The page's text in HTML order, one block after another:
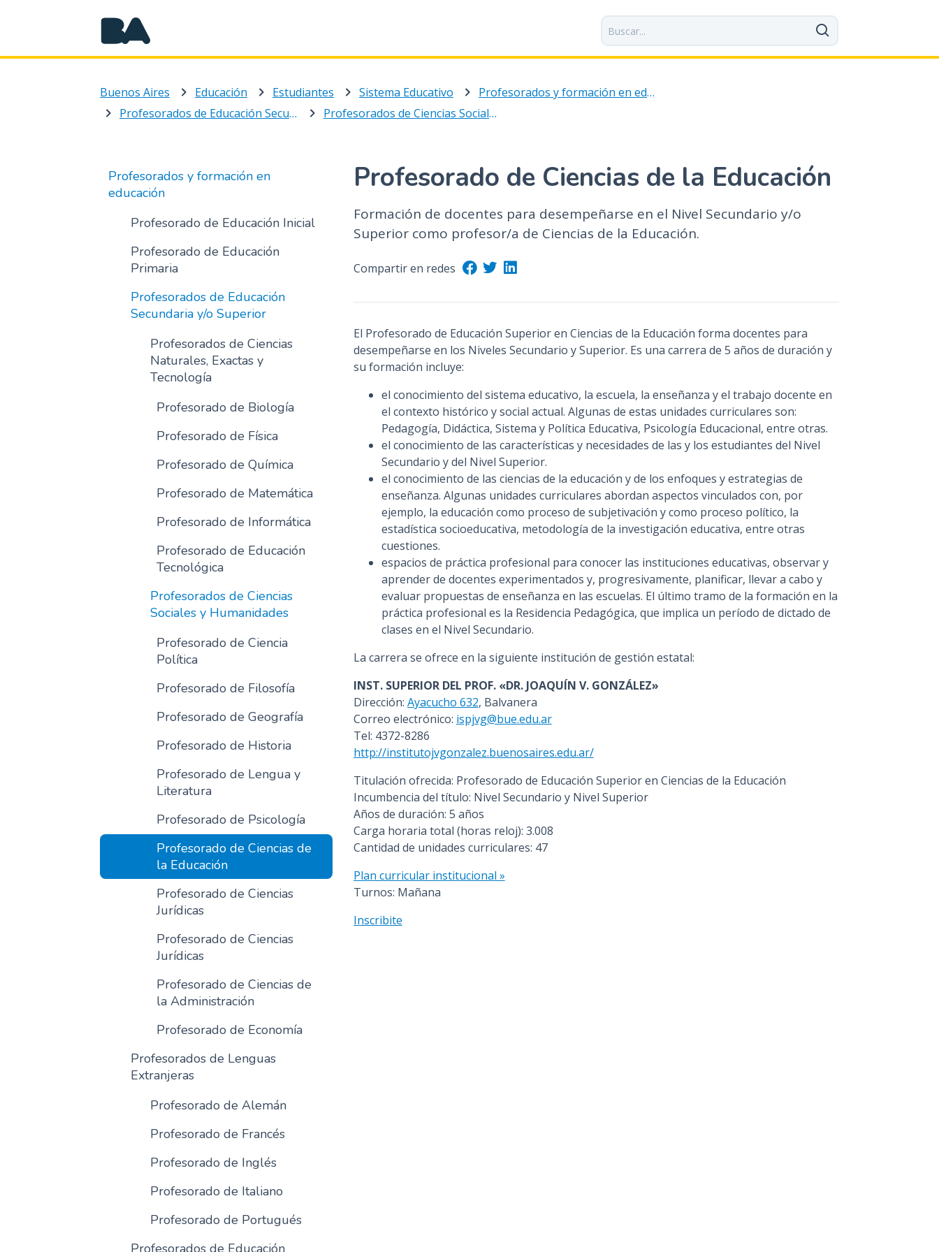
a
a
l
t
n
o
p
n
c
a
l
Buenos Aires Educación Estudiantes Sistema Educativo
Profesorados y formación en educación
Profesorados de Educación Secundaria y/o Superior
Profesorados de Ciencias Sociales y Humanidades
Profesorados y formación en
educación
Profesorado de Educación Inicial
Profesorado de Educación
Primaria
Profesorados de Educación
Secundaria y/o Superior
Profesorados de Ciencias
Naturales, Exactas y
Tecnología
Profesorado de Biología
Profesorado de Física
Profesorado de Química
Profesorado de Matemática
Profesorado de Informática
Profesorado de Educación
Tecnológica
Profesorados de Ciencias
Sociales y Humanidades
Profesorado de Ciencia
Política
Profesorado de Filosofía
Profesorado de Geografía
Profesorado de Historia
Profesorado de Lengua y
Literatura
Profesorado de Psicología
Profesorado de Ciencias de
la Educación
Profesorado de Ciencias
Jurídicas
Profesorado de Ciencias
Jurídicas
Profesorado de Ciencias de
la Administración
Profesorado de Economía
Profesorados de Lenguas
Extranjeras
Profesorado de Alemán
Profesorado de Francés
Profesorado de Inglés
Profesorado de Italiano
Profesorado de Portugués
Profesorados de Educación
Profesorado de Ciencias de la Educación
Formación de docentes para desempeñarse en el Nivel Secundario y/o
Superior como profesor/a de Ciencias de la Educación.
Compartir en redes
El Profesorado de Educación Superior en Ciencias de la Educación forma docentes para
desempeñarse en los Niveles Secundario y Superior. Es una carrera de 5 años de duración y
su formación incluye:
el conocimiento del sistema educativo, la escuela, la enseñanza y el trabajo docente en
el contexto histórico y social actual. Algunas de estas unidades curriculares son:
Pedagogía, Didáctica, Sistema y Política Educativa, Psicología Educacional, entre otras.
el conocimiento de las características y necesidades de las y los estudiantes del Nivel
Secundario y del Nivel Superior.
el conocimiento de las ciencias de la educación y de los enfoques y estrategias de
enseñanza. Algunas unidades curriculares abordan aspectos vinculados con, por
ejemplo, la educación como proceso de subjetivación y como proceso político, la
estadística socioeducativa, metodología de la investigación educativa, entre otras
cuestiones.
espacios de práctica profesional para conocer las instituciones educativas, observar y
aprender de docentes experimentados y, progresivamente, planificar, llevar a cabo y
evaluar propuestas de enseñanza en las escuelas. El último tramo de la formación en la
práctica profesional es la Residencia Pedagógica, que implica un período de dictado de
clases en el Nivel Secundario.
La carrera se ofrece en la siguiente institución de gestión estatal:
INST. SUPERIOR DEL PROF. «DR. JOAQUÍN V. GONZÁLEZ»
Dirección: Ayacucho 632, Balvanera
Correo electrónico: ispjvg@bue.edu.ar
Tel: 4372-8286
http://institutojvgonzalez.buenosaires.edu.ar/
Titulación ofrecida: Profesorado de Educación Superior en Ciencias de la Educación
Incumbencia del título: Nivel Secundario y Nivel Superior
Años de duración: 5 años
Carga horaria total (horas reloj): 3.008
Cantidad de unidades curriculares: 47
Plan curricular institucional »
Turnos: Mañana
Inscribite